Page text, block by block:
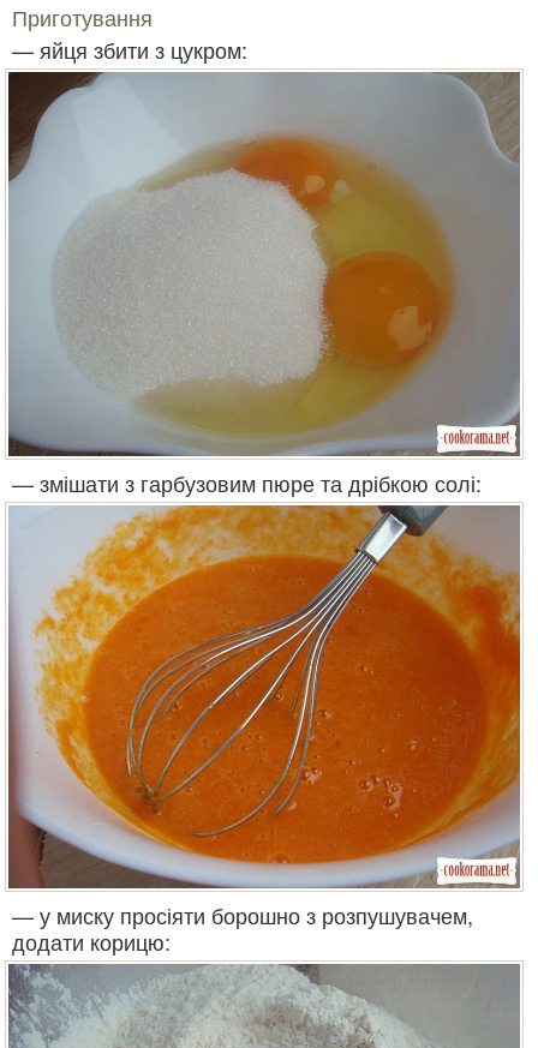
Приготування
— яйця збити з цукром:
— змішати з гарбузовим пюре та дрібкою солі:
— у миску просіяти борошно з розпушувачем,
додати корицю: